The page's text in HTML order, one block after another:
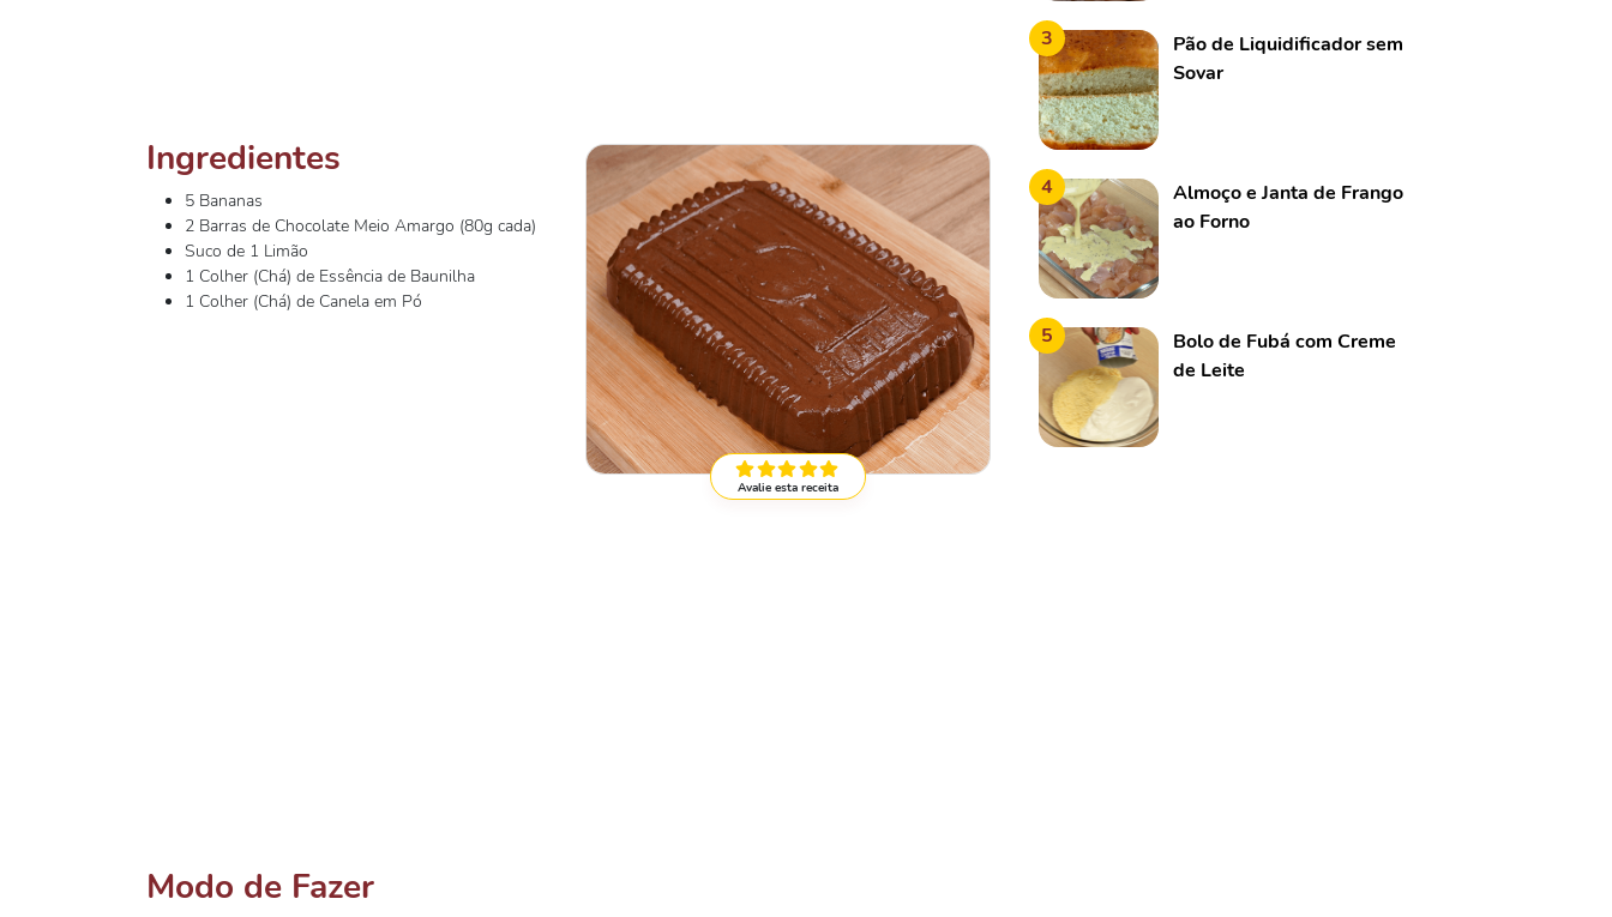
Avalie esta receita
Ingredientes
5 Bananas
2 Barras de Chocolate Meio Amargo (80g cada)
Suco de 1 Limão
1 Colher (Chá) de Essência de Baunilha
1 Colher (Chá) de Canela em Pó
Modo de Fazer
3
Pão de Liquidificador sem
Sovar
4
Almoço e Janta de Frango
ao Forno
5
Bolo de Fubá com Creme
de Leite